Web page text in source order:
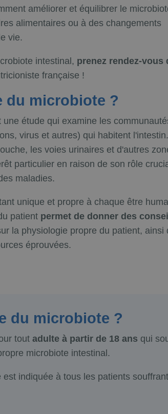
améliorer et équilibrer le
alimentaires ou à des changements
vie.
intestinal, prenez rendez-vous
française !
du microbiote ?
une étude qui examine les
virus et autres) qui habitent
les voies urinaires et d'autres
particulier en raison de son rôle
maladies.
unique et propre à chaque être
patient permet de donner des
la physiologie propre du patient, ainsi
éprouvées.
du microbiote ?
tout adulte à partir de 18 ans qui
microbiote intestinal.
indiquée à tous les patients